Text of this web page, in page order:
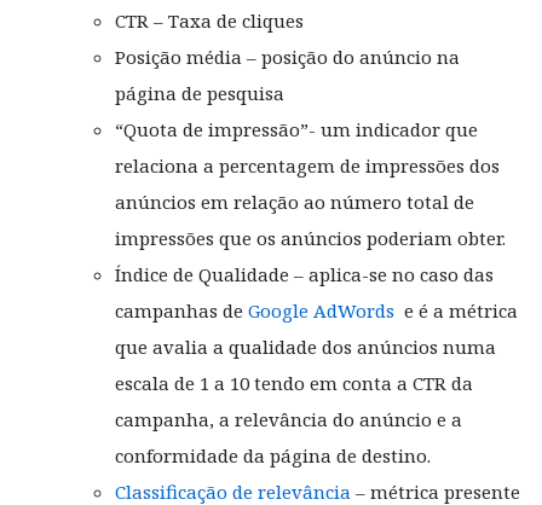
CTR – Taxa de cliques
Posição média – posição do anúncio na
página de pesquisa
“Quota de impressão”- um indicador que
relaciona a percentagem de impressões dos
anúncios em relação ao número total de
impressões que os anúncios poderiam obter.
Índice de Qualidade – aplica-se no caso das
campanhas de Google AdWords e é a métrica
que avalia a qualidade dos anúncios numa
escala de 1 a 10 tendo em conta a CTR da
campanha, a relevância do anúncio e a
conformidade da página de destino.
Classificação de relevância – métrica presente